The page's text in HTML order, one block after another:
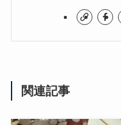
関連記事